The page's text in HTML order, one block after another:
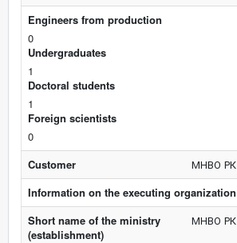
Engineers from production
0
Undergraduates
1
Doctoral students
1
Foreign scientists
0
Customer
МНВО РК
Information on the executing organization
Short name of the ministry
(establishment)
МНВО РК